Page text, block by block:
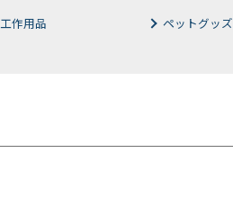
作用品 ペットグッズ